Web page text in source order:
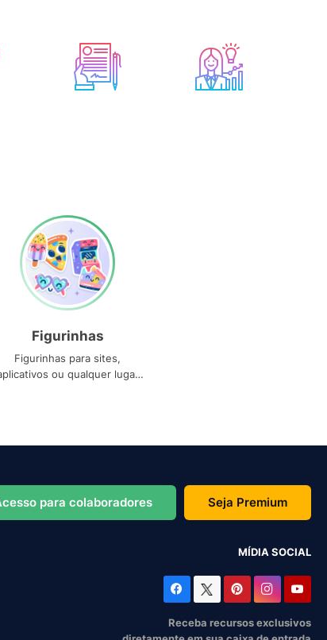
Figurinhas
Figurinhas para sites,
ou qualquer lugar
para colaboradores Seja Premium
MÍDIA SOCIAL
Receba recursos exclusivos